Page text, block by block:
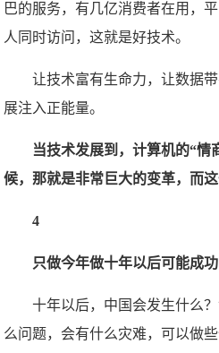
巴的服务，有几亿消费者在用，
人同时访问，这就是好技术。
让技术富有生命力，让数据
展注入正能量。
当技术发展到，计算机的“情
候，那就是非常巨大的变革，而
4
只做今年做十年以后可能成
十年以后，中国会发生什么
么问题，会有什么灾难，可以做些